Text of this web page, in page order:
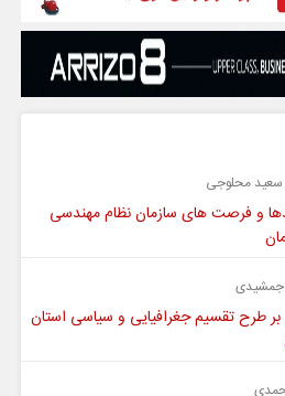
محلوجی
و فرصت های سازمان نظام مهندسی
طرح تقسیم جغرافیایی و سیاسی استان